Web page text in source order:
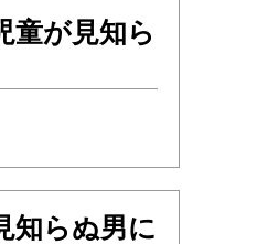
童が見知ら
知らぬ男に